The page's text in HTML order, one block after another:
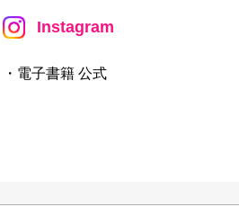
Instagram
・電子書籍 公式